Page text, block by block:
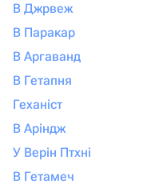
В Джрвеж
В Паракар
В Аргаванд
В Гетапня
Геханіст
В Аріндж
У Верін Птхні
В Гетамеч